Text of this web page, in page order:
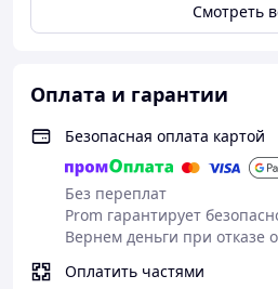
Смотреть
Оплата и гарантии
Безопасная оплата картой
Без переплат
Prom гарантирует
Вернем деньги при отказе
Оплатить частями